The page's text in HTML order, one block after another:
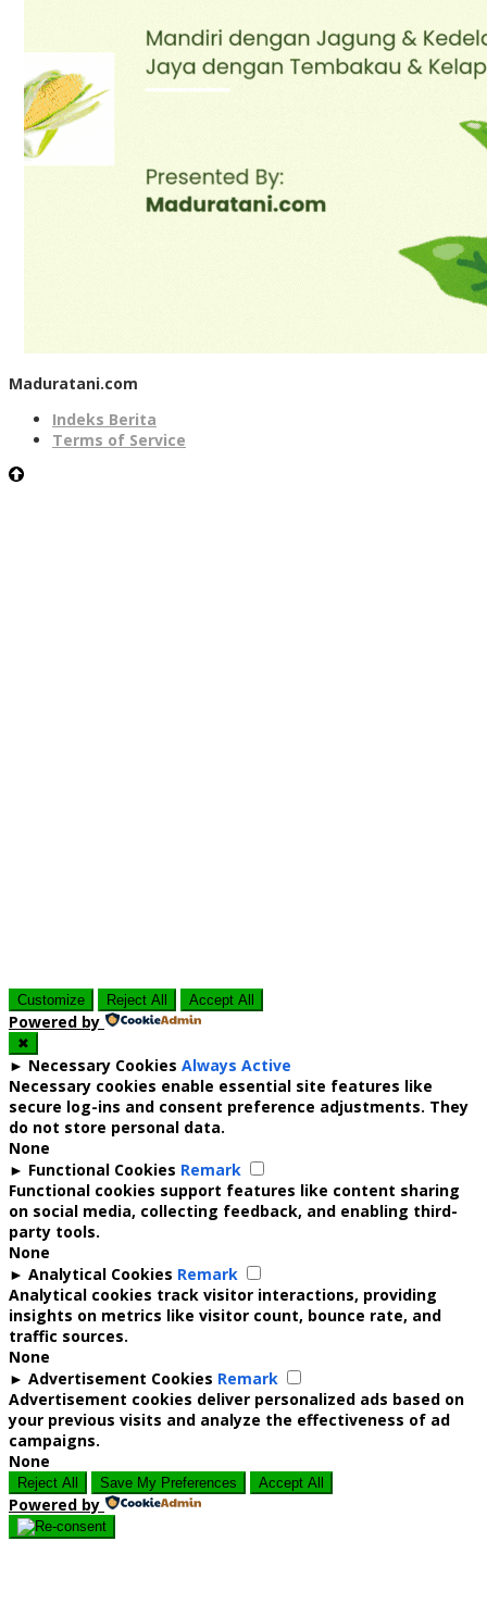
Maduratani.com
Indeks Berita
Terms of Service
Customize Reject All Accept All
Powered by
✖
► Necessary Cookies Always Active
Necessary cookies enable essential site features like
secure log-ins and consent preference adjustments. They
do not store personal data.
None
► Functional Cookies Remark
Functional cookies support features like content sharing
on social media, collecting feedback, and enabling third-
party tools.
None
► Analytical Cookies Remark
Analytical cookies track visitor interactions, providing
insights on metrics like visitor count, bounce rate, and
traffic sources.
None
► Advertisement Cookies Remark
Advertisement cookies deliver personalized ads based on
your previous visits and analyze the effectiveness of ad
campaigns.
None
Reject All Save My Preferences Accept All
Powered by